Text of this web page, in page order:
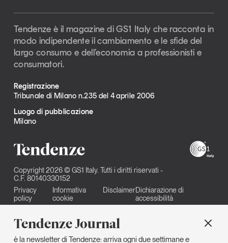
Tendenze Journal
è la newsletter di Tendenze: arriva ogni due settimane e
Tendenze è il magazine di GS1 Italy che racconta in
modo indipendente il cambiamento e le sfide del
largo consumo e dell’economia a professionisti e
consumatori.
Registrazione
Tribunale di Milano n.235 del 4 aprile 2006
Luogo di pubblicazione
Milano
Copyright 2026 © GS1 Italy. Tutti i diritti riservati -
C.F. 80140330152
Privacy
policy
Informativa
cookie
DisclaimerDichiarazione di
accessibilità